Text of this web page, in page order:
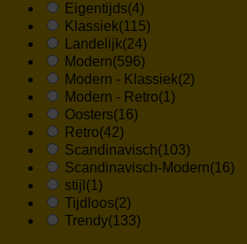
Eigentijds(4)
Klassiek(115)
Landelijk(24)
Modern(596)
Modern - Klassiek(2)
Modern - Retro(1)
Oosters(16)
Retro(42)
Scandinavisch(103)
Scandinavisch-Modern(16)
stijl (1)
Tijdloos(2)
Trendy(133)